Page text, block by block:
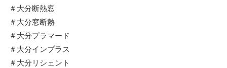
＃大分断熱窓
＃大分窓断熱
＃大分プラマード
＃大分インプラス
＃大分リシェント